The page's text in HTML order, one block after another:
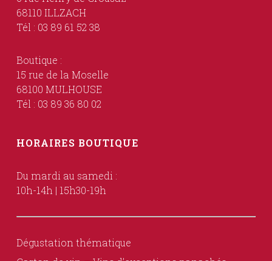
68110 ILLZACH
Tél : 03 89 61 52 38
Boutique :
15 rue de la Moselle
68100 MULHOUSE
Tél : 03 89 36 80 02
HORAIRES BOUTIQUE
Du mardi au samedi :
10h-14h | 15h30-19h
Dégustation thématique